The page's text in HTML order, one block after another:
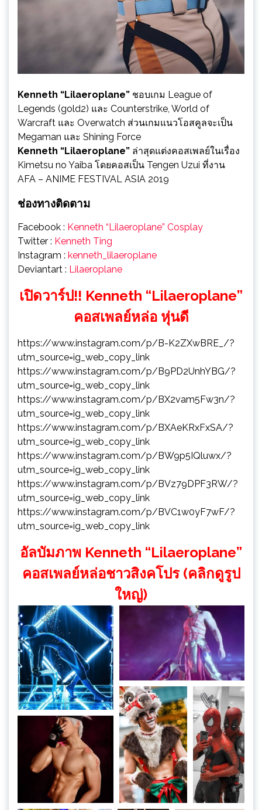
Kenneth “Lilaeroplane” ชอบเกม League of
Legends (gold2) และ Counterstrike, World of
Warcraft และ Overwatch ส่วนเกมแนวโอสคูลจะเป็น
Megaman และ Shining Force
Kenneth “Lilaeroplane” ล่าสุดแต่งคอสเพลย์ในเรื่อง
Kimetsu no Yaiba โดยคอสเป็น Tengen Uzui ที่งาน
AFA – ANIME FESTIVAL ASIA 2019
ช่องทางติดตาม
Facebook : Kenneth “Lilaeroplane” Cosplay
Twitter : Kenneth Ting
Instagram : kenneth_lilaeroplane
Deviantart : Lilaeroplane
เปิดวาร์ป!! Kenneth “Lilaeroplane”
คอสเพลย์หล่อ หุ่นดี
https://www.instagram.com/p/B-K2ZXwBRE_/?
utm_source=ig_web_copy_link
https://www.instagram.com/p/B9PD2UnhYBG/?
utm_source=ig_web_copy_link
https://www.instagram.com/p/BX2vam5Fw3n/?
utm_source=ig_web_copy_link
https://www.instagram.com/p/BXAeKRxFxSA/?
utm_source=ig_web_copy_link
https://www.instagram.com/p/BW9p5IQluwx/?
utm_source=ig_web_copy_link
https://www.instagram.com/p/BVz79DPF3RW/?
utm_source=ig_web_copy_link
https://www.instagram.com/p/BVC1w0yF7wF/?
utm_source=ig_web_copy_link
อัลบัมภาพ Kenneth “Lilaeroplane”
คอสเพลย์หล่อชาวสิงคโปร (คลิกดูรูป
ใหญ่)